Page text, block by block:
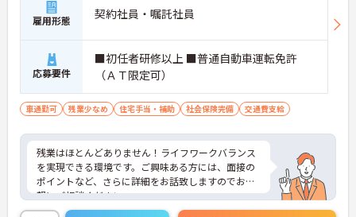
雇用形態 契約社員・嘱託社員
応募要件
■初任者研修以上 ■普通自動車運転免許
（ＡＴ限定可）
車通勤可 残業少なめ 住宅手当・補助 社会保険完備 交通費支給
残業はほとんどありません！ライフワークバランス
を実現できる環境です。ご興味ある方には、面接の
ポイントなど、さらに詳細をお話致しますのでお気
軽にご相談ください。